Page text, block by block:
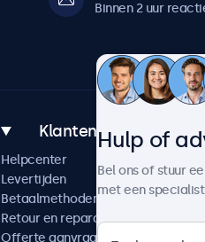
Binnen 2 uur
Klantenservice
Helpcenter
Levertijden
Betaalmethoden
Retour en reparatie
Offerte aanvragen
Hulp of
Bel ons of stuur
met een